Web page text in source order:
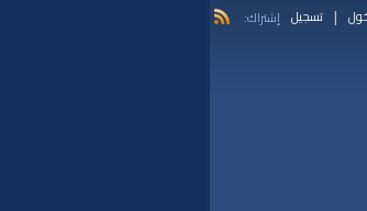
| تسجيل إشتراك: